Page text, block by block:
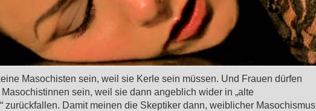
Masochisten sein, weil sie Kerle sein müssen. Und Frauen dürfen
sein, weil sie dann angeblich wider in „alte
zurückfallen. Damit meinen die Skeptiker dann, weiblicher Masochismus